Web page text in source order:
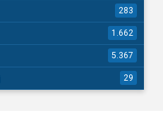
283
1.662
5.367
29